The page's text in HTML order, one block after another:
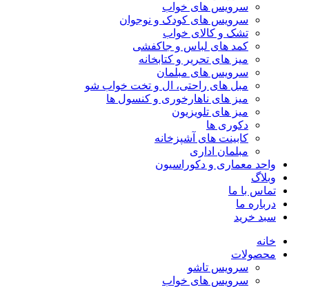
سرویس های خواب
سرویس های کودک و نوجوان
تشک و کالای خواب
کمد های لباس و جاکفشی
میز های تحریر و کتابخانه
سرویس های مبلمان
مبل های راحتی، ال و تخت خواب شو
میز های ناهارخوری و کنسول ها
میز های تلویزیون
دکوری ها
کابینت های آشپزخانه
مبلمان اداری
واحد معماری و دکوراسیون
وبلاگ
تماس با ما
درباره ما
سبد خرید
خانه
محصولات
سرویس تاشو
سرویس های خواب